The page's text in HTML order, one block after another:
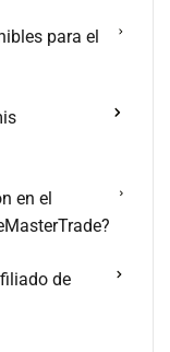
para el
en el
de